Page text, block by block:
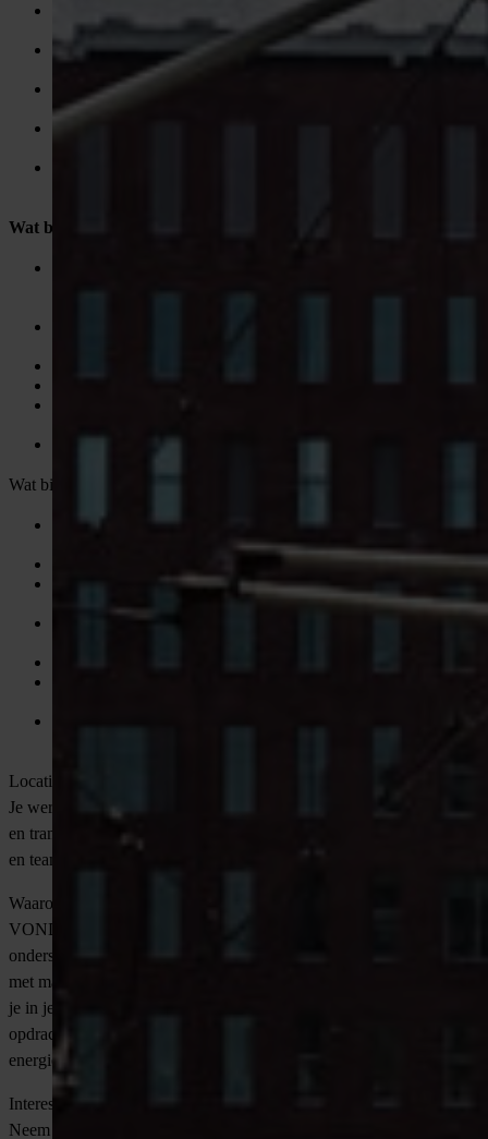
Het maken en analyseren van efficiënte ontwerptekeningen en
technische berekeningen;
Uitvoeren van de nodige afstemming met projectleiders,
opdrachtgevers en toezichthouders;
Identificeren en proactief oplossen van ontwerp- en
uitvoeringsknelpunten;
Wat breng jij mee?
Een grote mate van nauwkeurigheid en analytisch inzicht;
Beschikbaarheid van 32 tot 40 uur per week.
Wat biedt de opdrachtgever via VONDERS?
Een salaris tussen €3.000,- en €5.500,- bruto per maand,
Een leaseauto inclusief laadpas, inzetbaar door heel Europa;
Flexibele (hybride) werkmogelijkheden, inclusief werken op
25 vakantiedagen en 13 ADV-dagen voor jouw rust en
Locatie
Je werkt vanuit de vestigingen in Amsterdam. De werksfeer is open
en transparant, en er is volop gelegenheid voor professionele groei
en teamvorming.
Waarom solliciteren via VONDERS?
VONDERS is hét detacheringsbureau voor technisch talent. Wij
ondersteunen jou bij het vinden van een baan die écht bij je past,
met maatwerk begeleiding en persoonlijke aandacht. We begeleiden
je in je carrière en zorgen voor een goede match tussen jou en onze
opdrachtgevers. Solliciteer vandaag nog en help Nederland de
energietransitie verder vorm te geven!
Interesse?
Neem contact op met Olaf de Koning via